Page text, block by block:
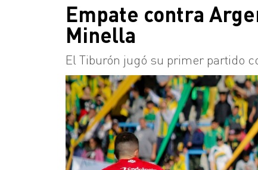
Empate contra
Minella
El Tiburón jugó su primer partido